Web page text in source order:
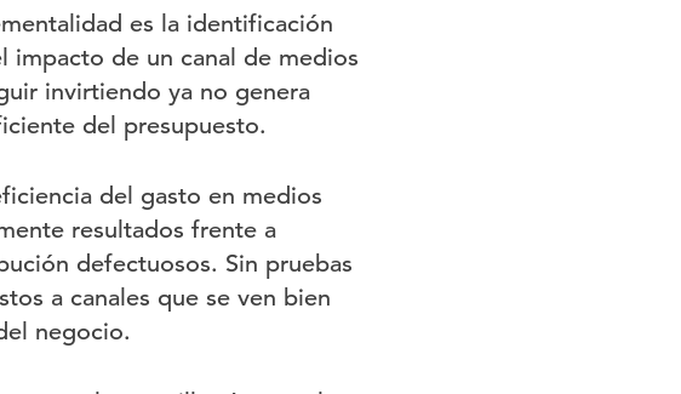
es la identificación
impacto de un canal de medios
invirtiendo ya no genera
del presupuesto.
del gasto en medios
resultados frente a
defectuosos. Sin pruebas
a canales que se ven bien
negocio.